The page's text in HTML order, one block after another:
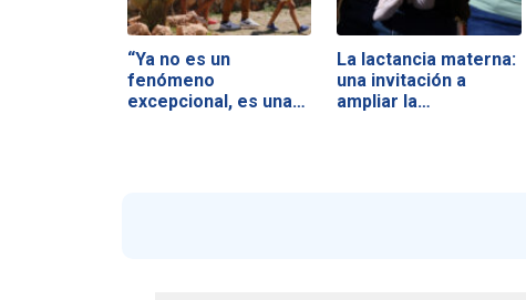
“Ya no es un
fenómeno
excepcional, es una
La lactancia materna:
una invitación a
ampliar la…